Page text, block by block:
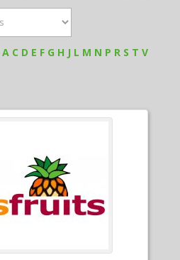
A C D E F G H J L M N P R S T V